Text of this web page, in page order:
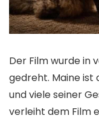
Der Film wurde in
gedreht. Maine ist
und viele seiner
verleiht dem Film